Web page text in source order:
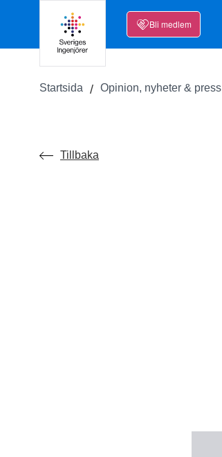
Bli medlem
Startsida Opinion, nyheter & press
Tillbaka